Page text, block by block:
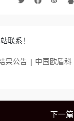
联系！
果公告 | 中国欧盾科
下一篇